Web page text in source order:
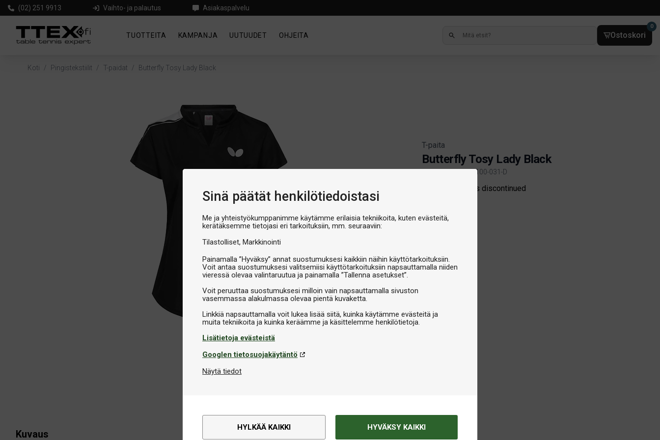
Sinä päätät henkilötiedoistasi
Me ja yhteistyökumppanimme käytämme erilaisia tekniikoita, kuten evästeitä,
kerätäksemme tietojasi eri tarkoituksiin, mm. seuraaviin:
Tilastolliset Markkinointi
Painamalla ”Hyväksy” annat suostumuksesi kaikkiin näihin käyttötarkoituksiin.
Voit antaa suostumuksesi valitsemiisi käyttötarkoituksiin napsauttamalla niiden
vieressä olevaa valintaruutua ja painamalla ”Tallenna asetukset”.
Voit peruuttaa suostumuksesi milloin vain napsauttamalla sivuston
vasemmassa alakulmassa olevaa pientä kuvaketta.
Linkkiä napsauttamalla voit lukea lisää siitä, kuinka käytämme evästeitä ja
Lisätietoja evästeistä
Googlen tietosuojakäytäntö
Näytä tiedot
HYLKÄÄ KAIKKI HYVÄKSY KAIKKI
(02) 251 9913 Vaihto- ja palautus Asiakaspalvelu
TUOTTEITA KAMPANJA UUTUUDET OHJEITA Ostoskori
0
Koti / Pingistekstiilit / T-paidat / Butterfly Tosy Lady Black
T-paita
Butterfly Tosy Lady Black
Artikkelinro:2108-100-031-D
Product information
The product is discontinued
Kuvaus